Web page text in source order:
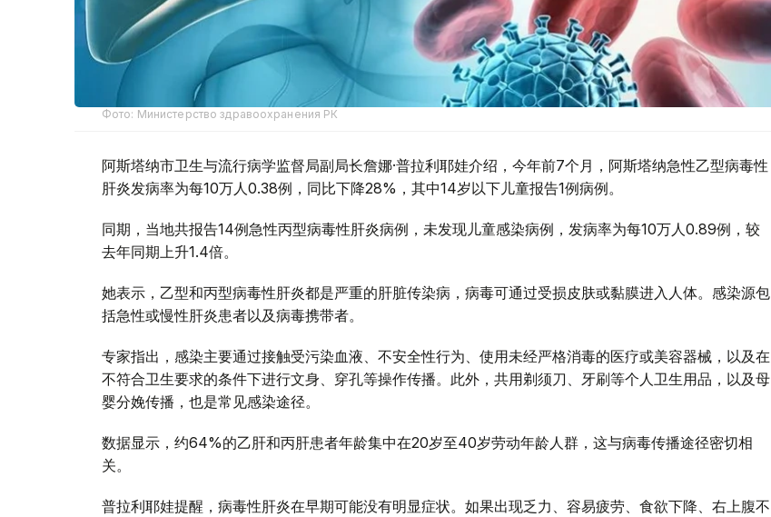
Фото: Министерство здравоохранения РК
阿斯塔纳市卫生与流行病学监督局副局长詹娜·普拉利耶娃介绍，今年前7个月，阿斯塔纳急性乙型病毒性
肝炎发病率为每10万人0.38例，同比下降28%，其中14岁以下儿童报告1例病例。
同期，当地共报告14例急性丙型病毒性肝炎病例，未发现儿童感染病例，发病率为每10万人0.89例，较
去年同期上升1.4倍。
她表示，乙型和丙型病毒性肝炎都是严重的肝脏传染病，病毒可通过受损皮肤或黏膜进入人体。感染源包
括急性或慢性肝炎患者以及病毒携带者。
专家指出，感染主要通过接触受污染血液、不安全性行为、使用未经严格消毒的医疗或美容器械，以及在
不符合卫生要求的条件下进行文身、穿孔等操作传播。此外，共用剃须刀、牙刷等个人卫生用品，以及母
婴分娩传播，也是常见感染途径。
数据显示，约64%的乙肝和丙肝患者年龄集中在20岁至40岁劳动年龄人群，这与病毒传播途径密切相
关。
普拉利耶娃提醒，病毒性肝炎在早期可能没有明显症状。如果出现乏力、容易疲劳、食欲下降、右上腹不